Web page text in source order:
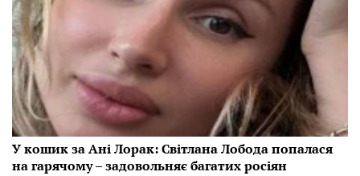
У кошик за Ані Лорак: Світлана Лобода попалася
на гарячому – задовольняє багатих росіян